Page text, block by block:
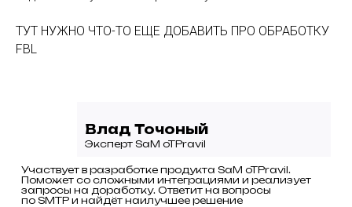
ТУТ НУЖНО ЧТО-ТО ЕЩЕ ДОБАВИТЬ ПРО ОБРАБОТКУ
FBL
Участвует в разработке продукта SaM oTPravil.
Поможет со сложными интеграциями и реализует
запросы на доработку. Ответит на вопросы
по SMTP и найдёт наилучшее решение
Влад Точоный
Эксперт SaM oTPravil